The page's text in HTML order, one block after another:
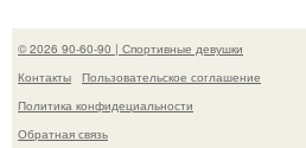
© 2026 90-60-90 | Спортивные девушки
Контакты
Пользовательское соглашение
Политика конфидециальности
Обратная связь